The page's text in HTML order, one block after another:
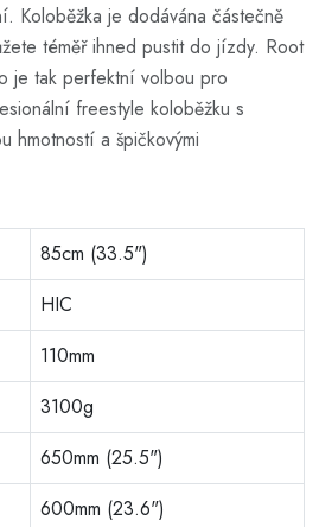
Koloběžka je dodávána částečně
téměř ihned pustit do jízdy. Root
je tak perfektní volbou pro
freestyle koloběžku s
hmotností a špičkovými
85cm (33.5")
HIC
110mm
3100g
650mm (25.5")
600mm (23.6")